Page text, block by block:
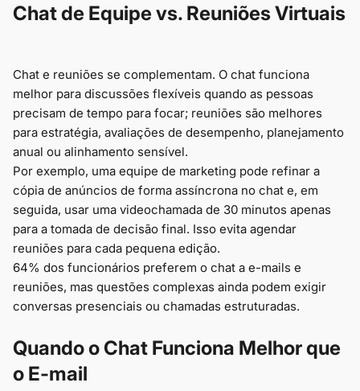
Chat de Equipe vs. Reuniões Virtuais
Chat e reuniões se complementam. O chat funciona
melhor para discussões flexíveis quando as pessoas
precisam de tempo para focar; reuniões são melhores
para estratégia, avaliações de desempenho, planejamento
anual ou alinhamento sensível.
Por exemplo, uma equipe de marketing pode refinar a
cópia de anúncios de forma assíncrona no chat e, em
seguida, usar uma videochamada de 30 minutos apenas
para a tomada de decisão final. Isso evita agendar
reuniões para cada pequena edição.
64% dos funcionários preferem o chat a e-mails e
reuniões, mas questões complexas ainda podem exigir
conversas presenciais ou chamadas estruturadas.
Quando o Chat Funciona Melhor que
o E-mail